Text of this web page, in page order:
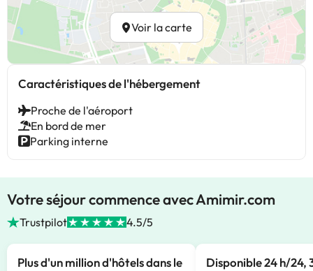
Voir la carte
Caractéristiques de l'hébergement
Proche de l'aéroport
En bord de mer
Parking interne
Votre séjour commence avec Amimir.com
Trustpilot 4.5/5
Plus d'un million d'hôtels dans le
Disponible 24 h/24,